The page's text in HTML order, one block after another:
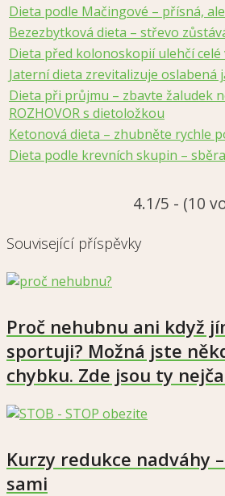
Dieta podle Mačingové – přísná,
Bezezbytková dieta – střevo
Dieta před kolonoskopií ulehčí
Jaterní dieta zrevitalizuje oslabená
Dieta při průjmu – zbavte žaludek
ROZHOVOR s dietoložkou
Ketonová dieta – zhubněte rychle
Dieta podle krevních skupin –
4.1/5 - (10
Související příspěvky
Proč nehubnu ani když
sportuji? Možná jste
chybku. Zde jsou ty
Kurzy redukce nadváhy
sami